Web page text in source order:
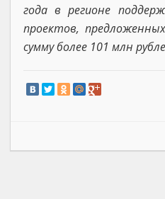
года в регионе
проектов,
сумму более 101 млн